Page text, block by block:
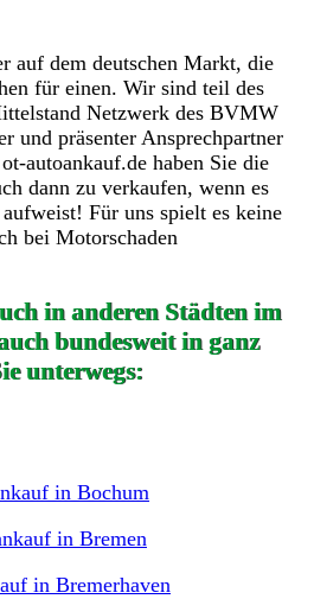
auf dem deutschen Markt, die
für einen. Wir sind teil des
Netzwerk des BVMW
und präsenter Ansprechpartner
autoankauf.de haben Sie die
dann zu verkaufen, wenn es
Für uns spielt es keine
bei Motorschaden
in anderen Städten im
bundesweit in ganz
unterwegs:
in Bochum
in Bremen
in Bremerhaven